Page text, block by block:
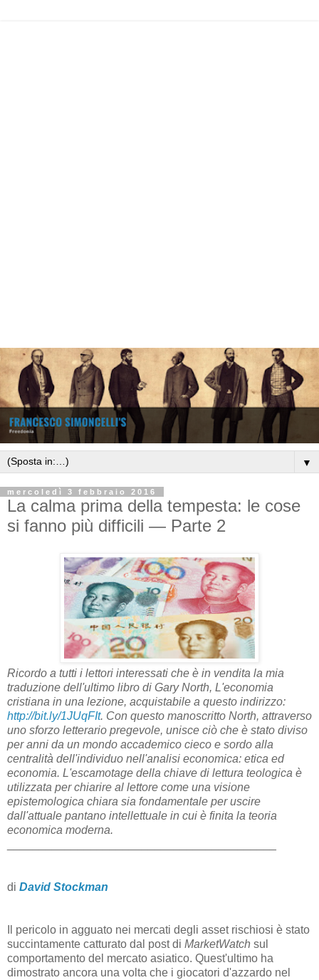
▼
mercoledì 3 febbraio 2016
La calma prima della tempesta: le cose
si fanno più difficili — Parte 2
Ricordo a tutti i lettori interessati che è in vendita la mia
traduzione dell'ultimo libro di Gary North, L'economia
cristiana in una lezione, acquistabile a questo indirizzo:
http://bit.ly/1JUqFIt. Con questo manoscritto North, attraverso
uno sforzo letterario pregevole, unisce ciò che è stato diviso
per anni da un mondo accademico cieco e sordo alla
centralità dell'individuo nell'analisi economica: etica ed
economia. L'escamotage della chiave di lettura teologica è
utilizzata per chiarire al lettore come una visione
epistemologica chiara sia fondamentale per uscire
dall'attuale pantano intellettuale in cui è finita la teoria
economica moderna.
di David Stockman
Il pericolo in agguato nei mercati degli asset rischiosi è stato
succintamente catturato dal post di MarketWatch sul
comportamento del mercato asiatico. Quest'ultimo ha
dimostrato ancora una volta che i giocatori d'azzardo nel